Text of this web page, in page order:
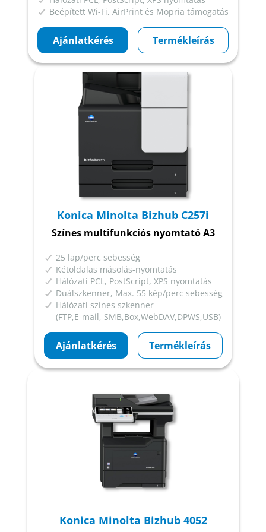
Beépített Wi-Fi, AirPrint és Mopria támogatás
Ajánlatkérés Termékleírás
Konica Minolta Bizhub C257i
Színes multifunkciós nyomtató A3
25 lap/perc sebesség
Kétoldalas másolás-nyomtatás
Hálózati PCL, PostScript, XPS nyomtatás
Duálszkenner, Max. 55 kép/perc sebesség
Hálózati színes szkenner
(FTP,E-mail, SMB,Box,WebDAV,DPWS,USB)
Ajánlatkérés Termékleírás
Konica Minolta Bizhub 4052